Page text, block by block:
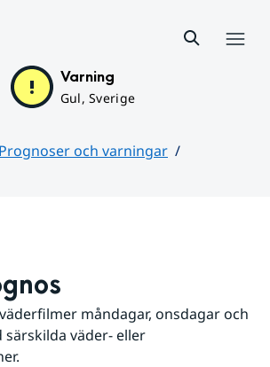
Varning
Gul, Sverige
Prognoser och varningar
måndagar, onsdagar och
särskilda väder- eller